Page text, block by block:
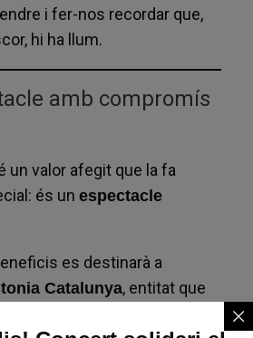
i fer-nos recordar que,
hi ha llum.
amb compromís
un valor afegit que la fa
és un espectacle
es destinarà a
Catalunya, entitat que